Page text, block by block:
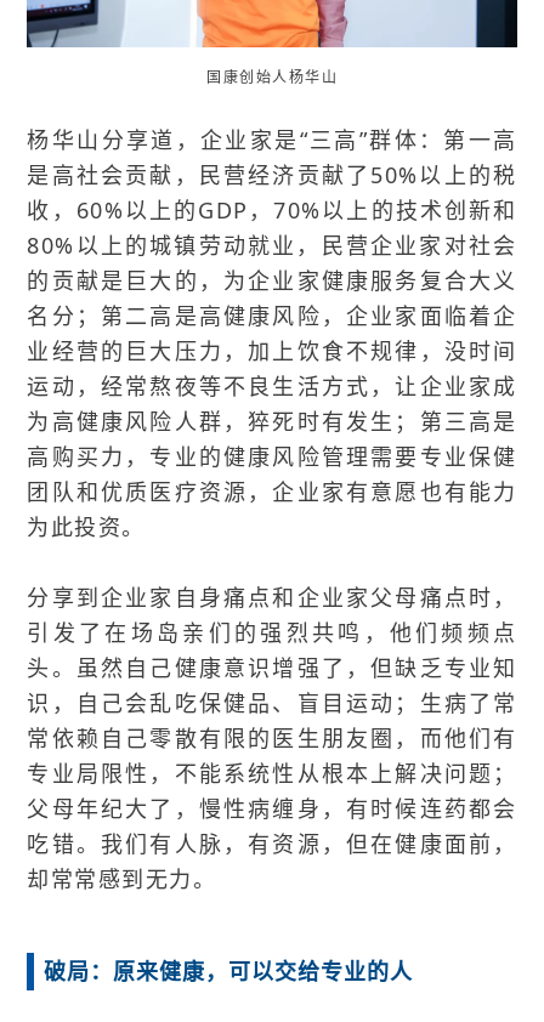
国康创始人杨华山
杨华山分享道，企业家是“三高”群体：第一高
是高社会贡献，民营经济贡献了50%以上的税
收，60%以上的GDP，70%以上的技术创新和
80%以上的城镇劳动就业，民营企业家对社会
的贡献是巨大的，为企业家健康服务复合大义
名分；第二高是高健康风险，企业家面临着企
业经营的巨大压力，加上饮食不规律，没时间
运动，经常熬夜等不良生活方式，让企业家成
为高健康风险人群，猝死时有发生；第三高是
高购买力，专业的健康风险管理需要专业保健
团队和优质医疗资源，企业家有意愿也有能力
为此投资。
分享到企业家自身痛点和企业家父母痛点时，
引发了在场岛亲们的强烈共鸣，他们频频点
头。虽然自己健康意识增强了，但缺乏专业知
识，自己会乱吃保健品、盲目运动；生病了常
常依赖自己零散有限的医生朋友圈，而他们有
专业局限性，不能系统性从根本上解决问题；
父母年纪大了，慢性病缠身，有时候连药都会
吃错。我们有人脉，有资源，但在健康面前，
却常常感到无力。
破局：原来健康，可以交给专业的人